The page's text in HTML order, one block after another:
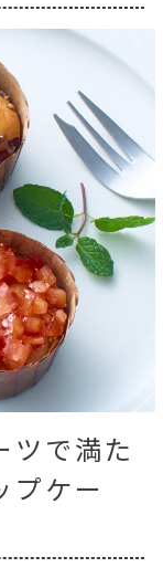
ツで満た
プケー